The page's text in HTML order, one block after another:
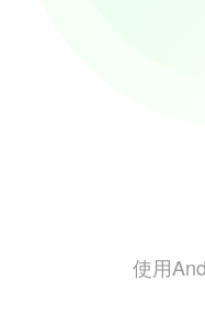
使用